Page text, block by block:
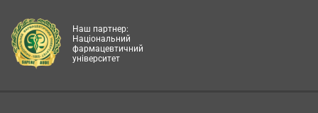
Наш партнер:
Національний
фармацевтичний
університет